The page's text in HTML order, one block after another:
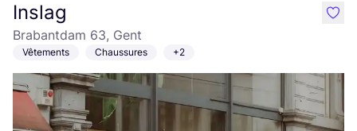
Inslag
Brabantdam 63, Gent
Vêtements Chaussures +2
like